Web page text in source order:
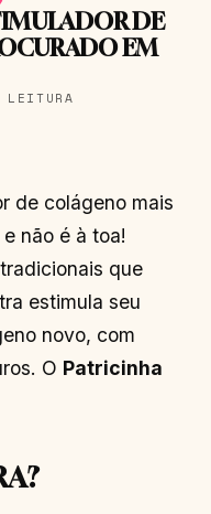
DE
EM
de colágeno mais
não é à toa!
que
estimula seu
novo, com
O Patricinha